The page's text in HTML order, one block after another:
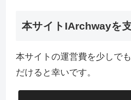
本サイトIArchwayを
本サイトの運営費を少しで
だけると幸いです。